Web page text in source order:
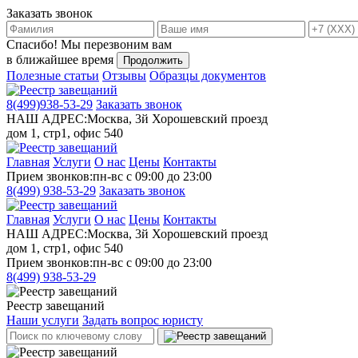
Заказать звонок
Спасибо! Мы перезвоним вам
в ближайшее время
Продолжить
Полезные статьи Отзывы Образцы документов
8(499)938-53-29 Заказать звонок
НАШ АДРЕС:Москва, 3й Хорошевский проезд
дом 1, стр1, офис 540
Главная Услуги О нас Цены Контакты
Прием звонков:пн-вс с 09:00 до 23:00
8(499) 938-53-29 Заказать звонок
Главная Услуги О нас Цены Контакты
НАШ АДРЕС:Москва, 3й Хорошевский проезд
дом 1, стр1, офис 540
Прием звонков:пн-вс с 09:00 до 23:00
8(499) 938-53-29
Реестр завещаний
Наши услуги Задать вопрос юристу